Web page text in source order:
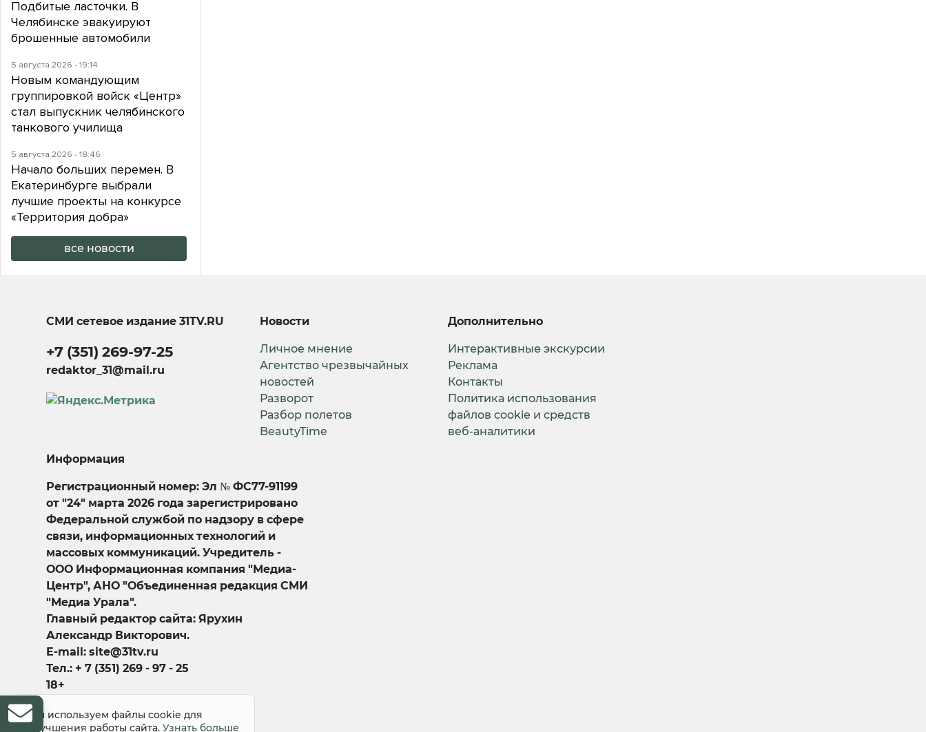
Подбитые ласточки. В
Челябинске эвакуируют
брошенные автомобили
5 августа 2026 - 19:14
Новым командующим
группировкой войск «Центр»
стал выпускник челябинского
танкового училища
5 августа 2026 - 18:46
Начало больших перемен. В
Екатеринбурге выбрали
лучшие проекты на конкурсе
«Территория добра»
все новости
СМИ сетевое издание31TV.RU
+7 (351) 269-97-25
redaktor_31@mail.ru
Новости
Личное мнение
Агентство чрезвычайных
новостей
Разворот
Разбор полетов
BeautyTime
Дополнительно
Интерактивные экскурсии
Реклама
Контакты
Политика использования
файлов cookie и средств
веб-аналитики
Информация
Регистрационный номер: Эл № ФС77-91199
от "24" марта 2026 года зарегистрировано
Федеральной службой по надзору в сфере
связи, информационных технологий и
массовых коммуникаций. Учредитель -
ООО Информационная компания "Медиа-
Центр", АНО "Объединенная редакция СМИ
"Медиа Урала".
Главный редактор сайта: Ярухин
Александр Викторович.
E-mail: site@31tv.ru
Тел.: + 7 (351) 269 - 97 - 25
18+
Мы используем файлы cookie для
улучшения работы сайта. Узнать больше